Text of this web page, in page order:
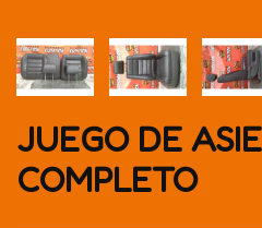
JUEGO DE
COMPLETO